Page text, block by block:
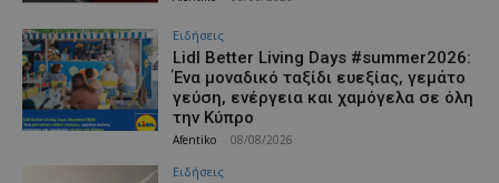
Ειδήσεις
Lidl Better Living Days #summer2026:
Ένα μοναδικό ταξίδι ευεξίας, γεμάτο
γεύση, ενέργεια και χαμόγελα σε όλη
την Κύπρο
Afentiko 08/08/2026
Ειδήσεις